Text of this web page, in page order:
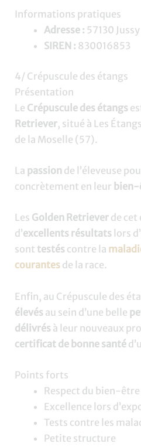
Informations pratiques
Adresse : 57130 Jussy
SIREN : 830016853
4/ Crépuscule des étangs
Présentation
Le Crépuscule des étangs
Retriever, situé à Les
de la Moselle (57).
La passion de l’éleveuse
concrètement en leur
Les Golden Retriever de
d’excellents résultats lors d’
sont testés contre la
courantes de la race.
Enfin, au Crépuscule des
élevés au sein d’une belle
délivrés à leur nouveaux
certificat de bonne santé
Points forts
Respect du bien-
Excellence lors
Tests contre les
Petite structure